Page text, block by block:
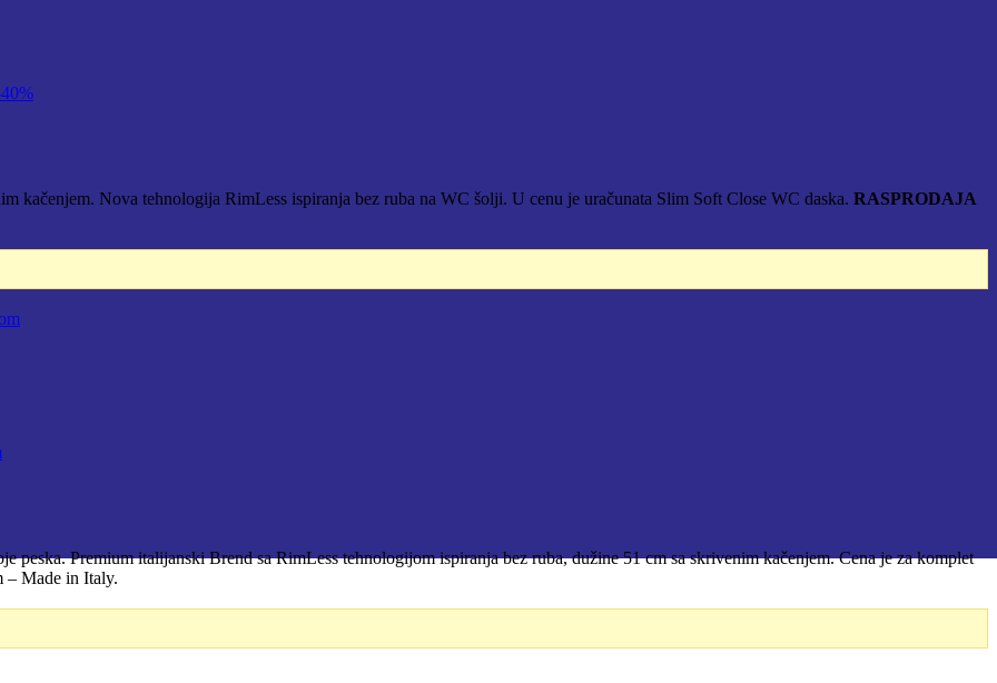
kačenjem. Nova tehnologija RimLess ispiranja bez ruba na WC šolji. U cenu je uračunata Slim Soft Close WC daska. RASPRODAJA
Premium italijanski Brend sa RimLess tehnologijom ispiranja bez ruba, dužine 51 cm sa skrivenim kačenjem. Cena je za komplet
– Made in Italy.